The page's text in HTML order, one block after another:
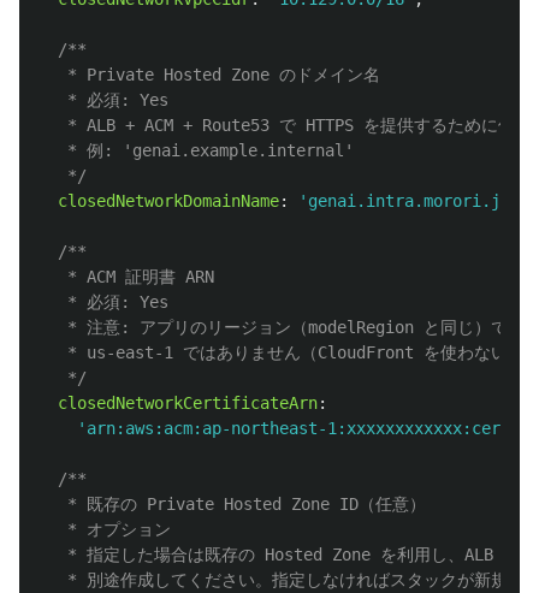
/**
   * Private Hosted Zone のドメイン名
   * 必須: Yes
* ALB + ACM + Route53 で HTTPS を提供するために使用
   * 例: 'genai.example.internal'
   */
closedNetworkDomainName: ' genai.intra.morori.jp
/**
   * ACM 証明書 ARN
   * 必須: Yes
* 注意: アプリのリージョン（modelRegion と同じ）で発
* us-east-1 ではありません（CloudFront を使わないた
   */
closedNetworkCertificateArn:
' arn:aws:acm:ap-northeast-
/**
   * 既存の Private Hosted Zone ID（任意）
   * オプション
* 指定した場合は既存の Hosted Zone を利用し、ALB の
* 別途作成してください。指定しなければスタックが新規